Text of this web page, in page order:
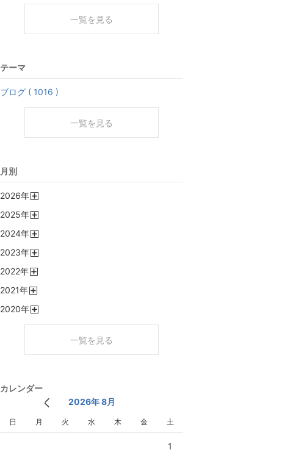
一覧を見る
テーマ
ブログ ( 1016 )
一覧を見る
月別
2026年
2025年
2024年
2023年
2022年
2021年
2020年
一覧を見る
カレンダー
2026年 8月
日 月 火 水 木 金 土
1